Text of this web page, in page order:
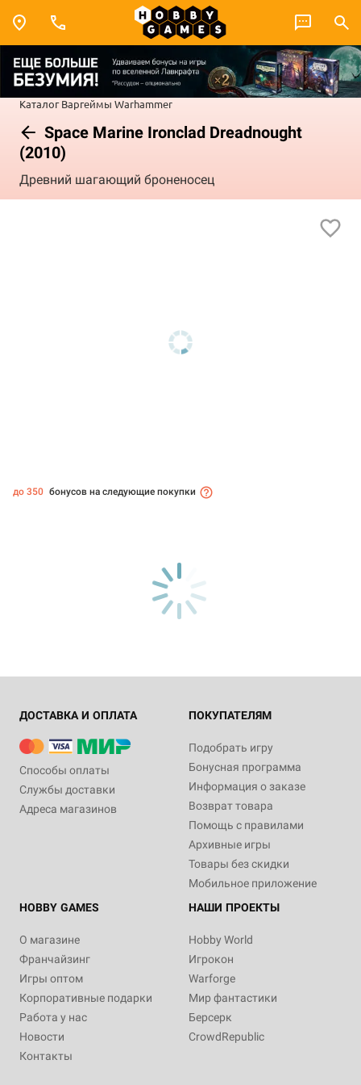
Каталог Варгеймы Warhammer
Space Marine Ironclad Dreadnought
(2010)
Древний шагающий броненосец
до 350 бонусов на следующие покупки
ДОСТАВКА И ОПЛАТА
Способы оплаты
Службы доставки
Адреса магазинов
ПОКУПАТЕЛЯМ
Подобрать игру
Бонусная программа
Информация о заказе
Возврат товара
Помощь с правилами
Архивные игры
Товары без скидки
Мобильное приложение
HOBBY GAMES
О магазине
Франчайзинг
Игры оптом
Корпоративные подарки
Работа у нас
Новости
Контакты
НАШИ ПРОЕКТЫ
Hobby World
Игрокон
Warforge
Мир фантастики
Берсерк
CrowdRepublic